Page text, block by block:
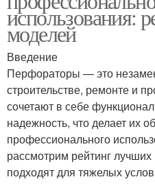
использования:
моделей
Введение
Перфораторы — это
строительстве, ремонте и
сочетают в себе
надежность, что делает их
профессионального
рассмотрим рейтинг
подходят для тяжелых